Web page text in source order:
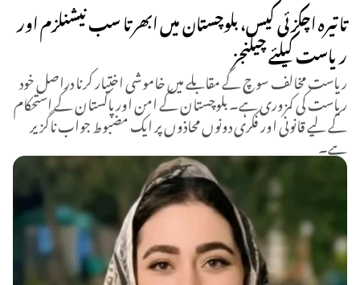
تاتیرہ اچکزئی کیس، بلوچستان میں ابھرتا سب نیشنلزم اور
ریاست کیلئے چیلنجز
ریاست مخالف سوچ کے مقابلے میں خاموشی اختیار کرنا دراصل خود
ریاست کی کمزوری ہے۔ بلوچستان کے امن اور پاکستان کے استحکام
کے لیے قانونی اور فکری دونوں محاذوں پر ایک مضبوط جواب ناگزیر
ہے۔